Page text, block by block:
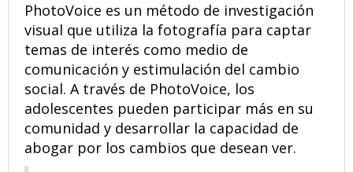
PhotoVoice es un método de investigación
visual que utiliza la fotografía para captar
temas de interés como medio de
comunicación y estimulación del cambio
social. A través de PhotoVoice, los
adolescentes pueden participar más en su
comunidad y desarrollar la capacidad de
abogar por los cambios que desean ver.